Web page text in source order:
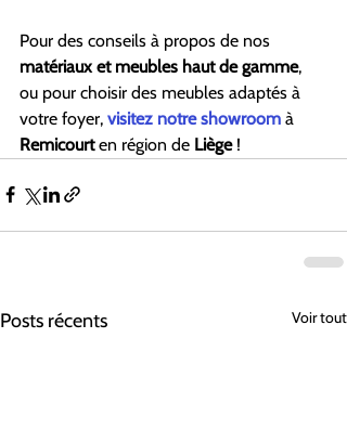
Pour des conseils à propos de nos
matériaux et meubles haut de gamme,
ou pour choisir des meubles adaptés à
votre foyer, visitez notre showroom à
Remicourt en région de Liège !
Posts récents Voir tout